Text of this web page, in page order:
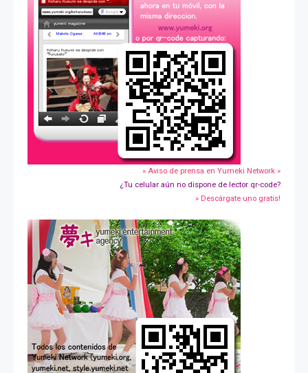
» Aviso de prensa en Yumeki Network »
¿Tu celular aún no dispone de lector qr-code?
» Descárgate uno gratis!